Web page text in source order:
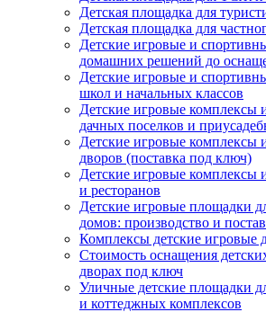
Детская площадка для
Детская площадка для
Детские игровые и
домашних решений до
Детские игровые и
школ и начальных классов
Детские игровые комплексы
дачных поселков и
Детские игровые комплексы
дворов (поставка под ключ)
Детские игровые комплексы
и ресторанов
Детские игровые площадки
домов: производство и
Комплексы детские игровые
Стоимость оснащения
дворах под ключ
Уличные детские площадки
и коттеджных комплексов